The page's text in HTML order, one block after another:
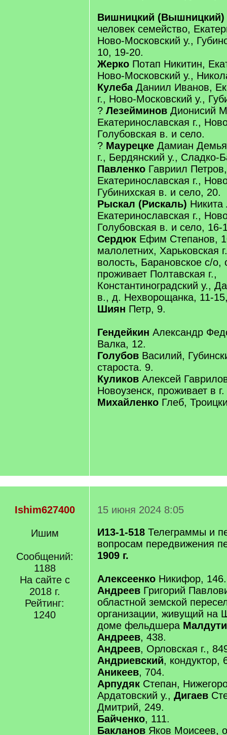
Вишницкий (Вышницкий)
человек семейство,
Ново-Московский у.,
10, 19-20.
Жерко Потап Никитин,
Ново-Московский у.,
КулебаДаниил Иванов,
г., Ново-Московский у.,
? Лезейминов Дионисий
Екатеринославская г.,
Голубовская в. и село.
? Маурецке Дамиан
г., Бердянский у., Сладко-
Павленко Гавриил Петров,
Екатеринославская г.,
Губинихская в. и село, 20.
Рыскал (Рискаль) Никита
Екатеринославская г.,
Голубовская в. и село, 16-
Сердюк Ефим Степанов,
малолетних, Харьковская
волость, Барановское с/о,
проживает Полтавская г.,
Константиноградский у.,
в., д. Нехворощанка, 11-
Шиян Петр, 9.
Гендейкин Александр
Валка, 12.
Голубов Василий,
староста. 9.
Куликов Алексей
Новоузенск, проживает в
Михайленко Глеб,
Ishim627400
Ишим
Сообщений:
1188
На сайте с
2018 г.
Рейтинг:
1240
15 июня 2024 8:05
И13-1-518 Телеграммы и
вопросам передвижения
1909 г.
Алексеенко Никифор, 146.
Андреев Григорий
областной земской
организации, живущий на
доме фельдшера
Андреев, 438.
Андреев, Орловская г.,
Андриевский, кондуктор,
Аникеев, 704.
Арпудяк Степан,
Ардатовский у., Дигаев
Дмитрий, 249.
Байченко, 111.
Бакланов Яков Моисеев,